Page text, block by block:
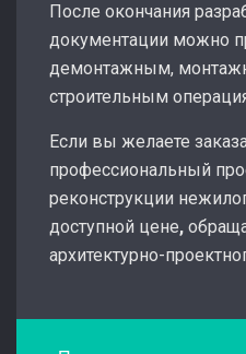
После окончания
документации можно
демонтажным,
строительным
Если вы желаете
профессиональный
реконструкции
доступной цене,
архитектурно-